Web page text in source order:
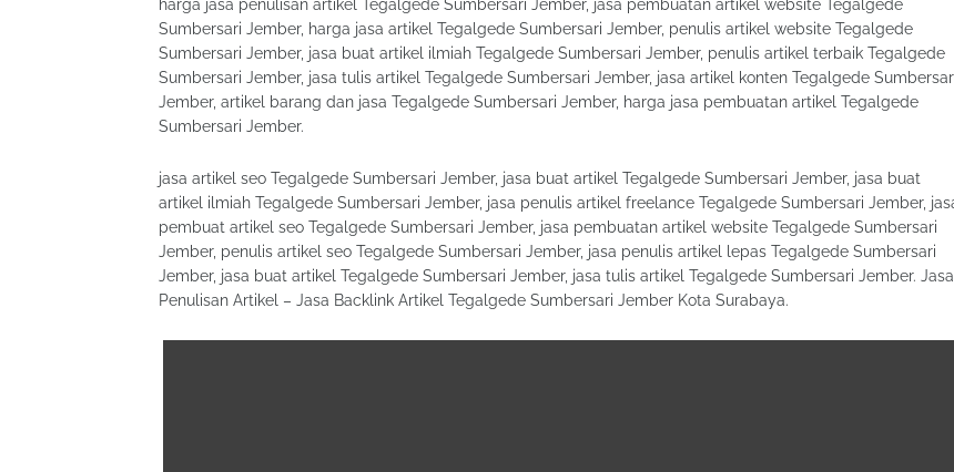
harga jasa penulisan artikel Tegalgede Sumbersari Jember, jasa pembuatan artikel website Tegalgede
Sumbersari Jember, harga jasa artikel Tegalgede Sumbersari Jember, penulis artikel website Tegalgede
Sumbersari Jember, jasa buat artikel ilmiah Tegalgede Sumbersari Jember, penulis artikel terbaik Tegalgede
Sumbersari Jember, jasa tulis artikel Tegalgede Sumbersari Jember, jasa artikel konten Tegalgede
Jember, artikel barang dan jasa Tegalgede Sumbersari Jember, harga jasa pembuatan artikel Tegalgede
Sumbersari Jember.
jasa artikel seo Tegalgede Sumbersari Jember, jasa buat artikel Tegalgede Sumbersari Jember, jasa buat
artikel ilmiah Tegalgede Sumbersari Jember, jasa penulis artikel freelance Tegalgede Sumbersari Jember,
pembuat artikel seo Tegalgede Sumbersari Jember, jasa pembuatan artikel website Tegalgede Sumbersari
Jember, penulis artikel seo Tegalgede Sumbersari Jember, jasa penulis artikel lepas Tegalgede Sumbersari
Jember, jasa buat artikel Tegalgede Sumbersari Jember, jasa tulis artikel Tegalgede Sumbersari Jember. Jasa
Penulisan Artikel – Jasa Backlink Artikel Tegalgede Sumbersari Jember Kota Surabaya.